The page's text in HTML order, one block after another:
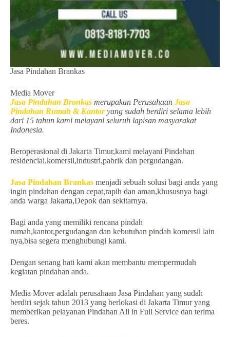
Jasa Pindahan Brankas
Media Mover
Jasa Pindahan Brankas merupakan Perusahaan Jasa
Pindahan Rumah & Kantor yang sudah berdiri selama lebih
dari 15 tahun kami melayani seluruh lapisan masyarakat
Indonesia.
Beroperasional di Jakarta Timur,kami melayani Pindahan
residencial,komersil,industri,pabrik dan pergudangan.
Jasa Pindahan Brankas menjadi sebuah solusi bagi anda yang
ingin pindahan dengan cepat,rapih dan aman,khususnya bagi
anda warga Jakarta,Depok dan sekitarnya.
Bagi anda yang memiliki rencana pindah
rumah,kantor,pergudangan dan kebutuhan pindah komersil lain
nya,bisa segera menghubungi kami.
Dengan senang hati kami akan membantu mempermudah
kegiatan pindahan anda.
Media Mover adalah perusahaan Jasa Pindahan yang sudah
berdiri sejak tahun 2013 yang berlokasi di Jakarta Timur yang
memberikan pelayanan Pindahan All in Full Service dan terima
beres.